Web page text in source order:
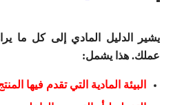
يشير الدليل المادي إلى كل ما
عملك. هذا يشمل:
البيئة المادية التي تقدم فيها